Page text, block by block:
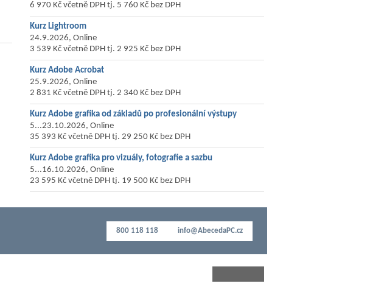
6 970 Kč včetně DPH tj. 5 760 Kč bez DPH
Kurz Lightroom
24.9.2026, Online
3 539 Kč včetně DPH tj. 2 925 Kč bez DPH
Kurz Adobe Acrobat
25.9.2026, Online
2 831 Kč včetně DPH tj. 2 340 Kč bez DPH
Kurz Adobe grafika od základů po profesionální výstupy
5...23.10.2026, Online
35 393 Kč včetně DPH tj. 29 250 Kč bez DPH
Kurz Adobe grafika pro vizuály, fotografie a sazbu
5...16.10.2026, Online
23 595 Kč včetně DPH tj. 19 500 Kč bez DPH
800 118 118 info@AbecedaPC.cz